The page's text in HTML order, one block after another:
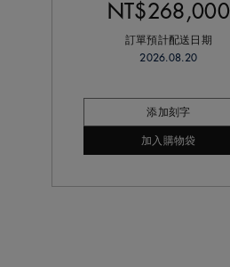
NT$268,000
訂單預計配送日期
2026.08.20
添加刻字
加入購物袋